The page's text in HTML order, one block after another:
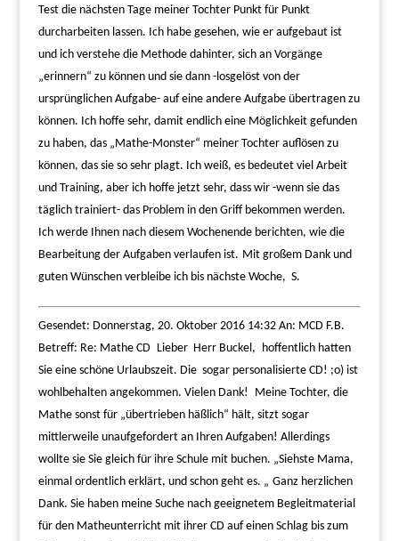
Test die nächsten Tage meiner Tochter Punkt für Punkt
durcharbeiten lassen. Ich habe gesehen, wie er aufgebaut ist
und ich verstehe die Methode dahinter, sich an Vorgänge
„erinnern“ zu können und sie dann -losgelöst von der
ursprünglichen Aufgabe- auf eine andere Aufgabe übertragen zu
können. Ich hoffe sehr, damit endlich eine Möglichkeit gefunden
zu haben, das „Mathe-Monster“ meiner Tochter auflösen zu
können, das sie so sehr plagt. Ich weiß, es bedeutet viel Arbeit
und Training, aber ich hoffe jetzt sehr, dass wir -wenn sie das
täglich trainiert- das Problem in den Griff bekommen werden.
Ich werde Ihnen nach diesem Wochenende berichten, wie die
Bearbeitung der Aufgaben verlaufen ist. Mit großem Dank und
guten Wünschen verbleibe ich bis nächste Woche, S.
Gesendet: Donnerstag, 20. Oktober 2016 14:32 An: MCD F.B.
Betreff: Re: Mathe CD Lieber Herr Buckel, hoffentlich hatten
Sie eine schöne Urlaubszeit. Die sogar personalisierte CD! ;o) ist
wohlbehalten angekommen. Vielen Dank!
Meine Tochter, die
Mathe sonst für „übertrieben häßlich“ hält, sitzt sogar
mittlerweile unaufgefordert an Ihren Aufgaben! Allerdings
wollte sie Sie gleich für ihre Schule mit buchen. „Siehste Mama,
einmal ordentlich erklärt, und schon geht es. „ Ganz herzlichen
Dank. Sie haben meine Suche nach geeignetem Begleitmaterial
für den Matheunterricht mit ihrer CD auf einen Schlag bis zum